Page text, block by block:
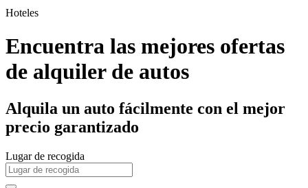
Hoteles
Encuentra las mejores ofertas
de alquiler de autos
Alquila un auto fácilmente con el mejor
precio garantizado
Lugar de recogida